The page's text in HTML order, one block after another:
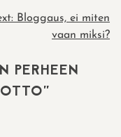
Bloggaus, ei miten
vaan miksi?
PERHEEN
”